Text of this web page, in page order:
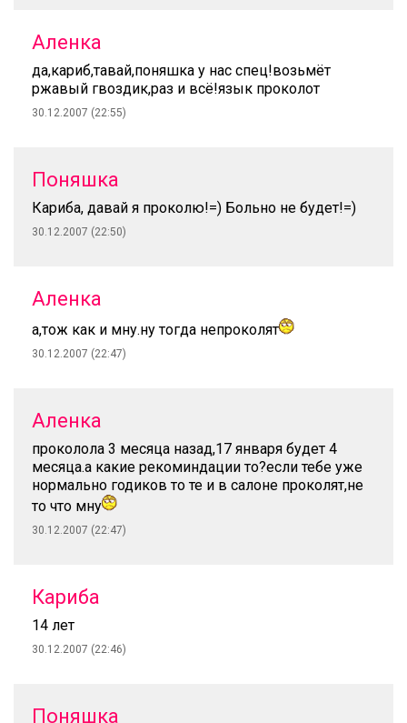
Аленка
да,кариб,тавай,поняшка у нас спец!возьмёт
ржавый гвоздик,раз и всё!язык проколот
30.12.2007 (22:55)
Поняшка
Кариба, давай я проколю!=) Больно не будет!=)
30.12.2007 (22:50)
Аленка
а,тож как и мну.ну тогда непроколят
30.12.2007 (22:47)
Аленка
проколола 3 месяца назад,17 января будет 4
месяца.а какие рекоминдации то?если тебе уже
нормально годиков то те и в салоне проколят,не
то что мну
30.12.2007 (22:47)
Кариба
14 лет
30.12.2007 (22:46)
Поняшка